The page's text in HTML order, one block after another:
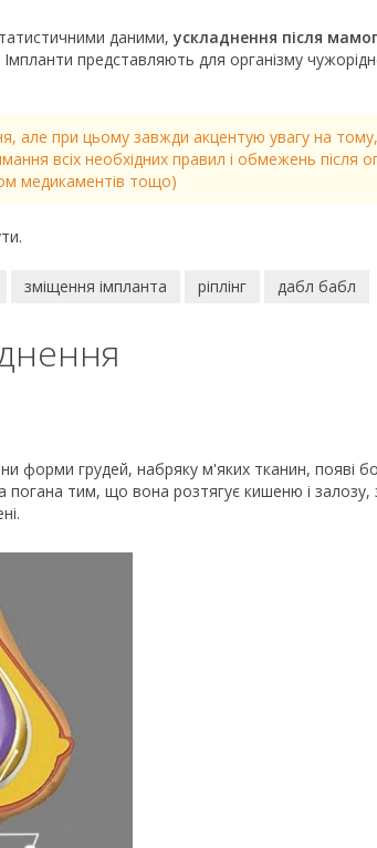
даними, ускладнення після
представляють для організму
але при цьому завжди акцентую увагу на тому,
всіх необхідних правил і обмежень після
медикаментів тощо)
зміщення імпланта ріплінг дабл бабл
форми грудей, набряку м'яких тканин, появі
погана тим, що вона розтягує кишеню і